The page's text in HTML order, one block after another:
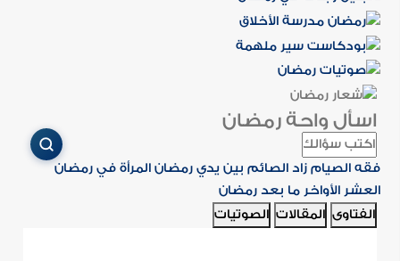
اسأل واحة رمضان
فقه الصيام زاد الصائم بين يدي رمضان المرأة في رمضان
العشر الأواخر ما بعد رمضان
الفتاوى المقالات الصوتيات